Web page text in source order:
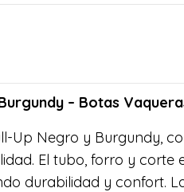
– Botas
Up Negro y Burgundy,
El tubo, forro y corte
durabilidad y confort.